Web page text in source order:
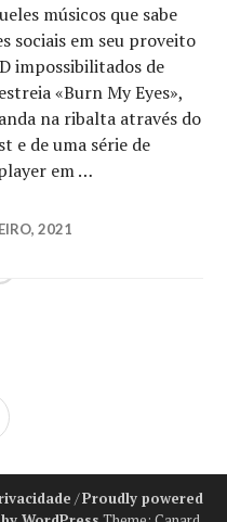
músicos que sabe
sociais em seu proveito
impossibilitados de
«Burn My Eyes»,
na ribalta através do
e de uma série de
em …
Vê o ROBB
2021
SIDEBAR
/Proudly powered